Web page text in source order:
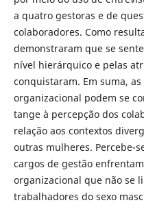
a quatro gestoras e de
colaboradores. Como
demonstraram que se
nível hierárquico e pelas
conquistaram. Em suma,
organizacional podem se
tange à percepção dos
relação aos contextos
outras mulheres. Percebe-
cargos de gestão
organizacional que não se
trabalhadores do sexo